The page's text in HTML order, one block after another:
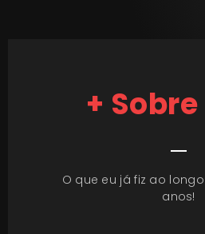
+
O que eu já fiz ao
anos!